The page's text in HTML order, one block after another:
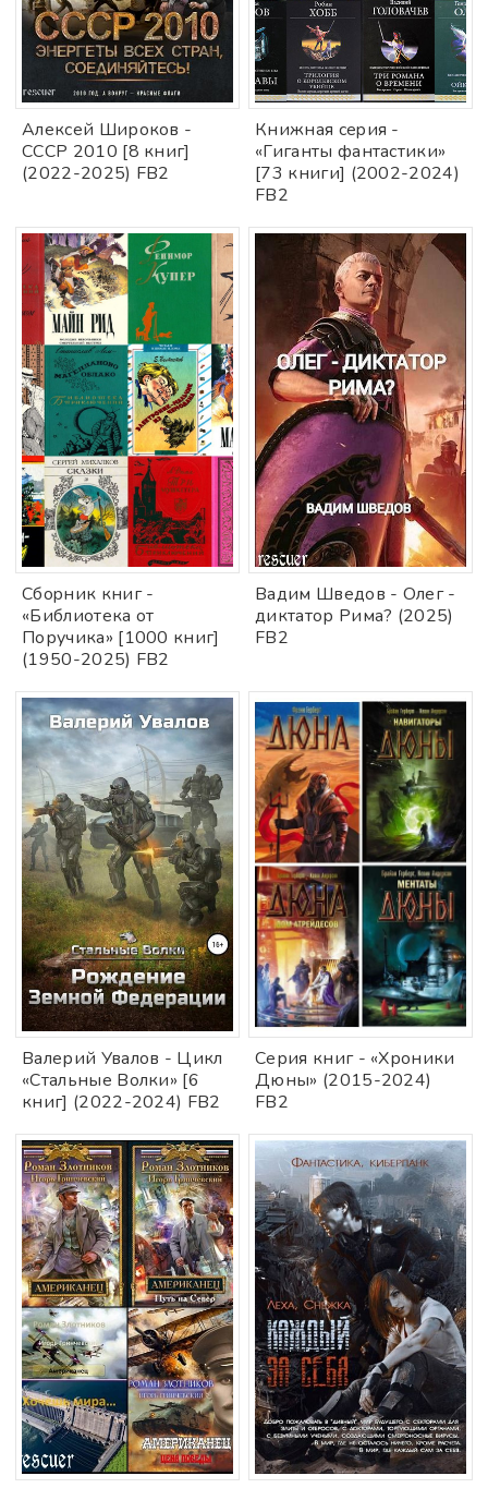
Алексей Широков -
СССР 2010 [8 книг]
(2022-2025) FB2
Книжная cepия -
«Гиганты фaнтастики»
[73 книги] (2002-2024)
FB2
Сбopник книг -
«Библиотека от
Поручика» [1000 книг]
(1950-2025) FB2
Вадим Шведов - Олег -
диктатор Рима? (2025)
FB2
Валерий Увалов - Цикл
«Стальные Волки» [6
книг] (2022-2024) FB2
Серия книг - «Хроники
Дюны» (2015-2024)
FB2